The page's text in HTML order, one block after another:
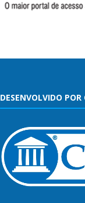
DESENVOLVIDO POR